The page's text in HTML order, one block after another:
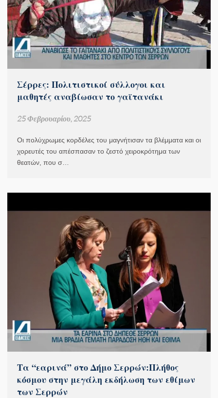
Σέρρες: Πολιτιστικοί σύλλογοι και
μαθητές αναβίωσαν το γαϊτανάκι
25 Φεβρουαρίου, 2025
Οι πολύχρωμες κορδέλες του μαγνήτισαν τα βλέμματα και οι
χορευτές του απέσπασαν το ζεστό χειροκρότημα των
θεατών, που σ…
Τα “εαρινά” στο Δήμο Σερρών:Πλήθος
κόσμου στην μεγάλη εκδήλωση των εθίμων
των Σερρών